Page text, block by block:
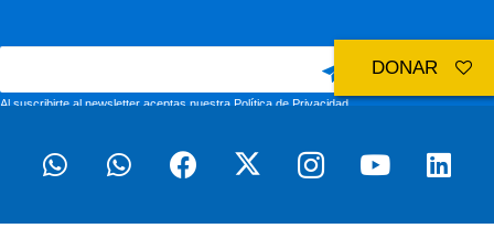
Al suscribirte al newsletter aceptas nuestraPolítica de Privacidad
DONAR